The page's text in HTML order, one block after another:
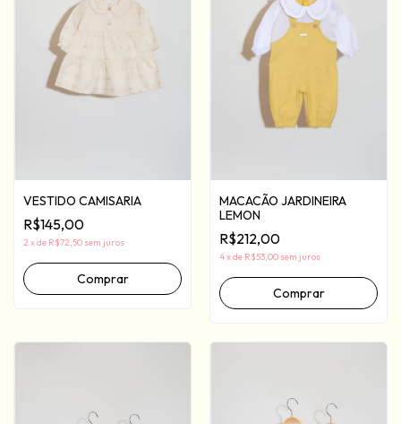
VESTIDO CAMISARIA
R$145,00
2 xde R$72,50 sem juros
Comprar
MACACÃO JARDINEIRA
LEMON
R$212,00
4xde R$53,00 sem juros
Comprar